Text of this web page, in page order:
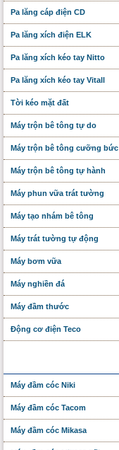
Pa lăng cáp điện CD
Pa lăng xích điện ELK
Pa lăng xích kéo tay Nitto
Pa lăng xích kéo tay Vitall
Tời kéo mặt đất
Máy trộn bê tông tự do
Máy trộn bê tông cưỡng bức
Máy trộn bê tông tự hành
Máy phun vữa trát tường
Máy tạo nhám bê tông
Máy trát tường tự động
Máy bơm vữa
Máy nghiền đá
Máy đầm thước
Động cơ điện Teco
Máy đầm cóc Niki
Máy đầm cóc Tacom
Máy đầm cóc Mikasa